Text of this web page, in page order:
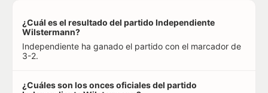
¿Cuál es el resultado del partido Independiente
Wilstermann?
Independiente ha ganado el partido con el marcador de
3-2.
¿Cuáles son los onces oficiales del partido